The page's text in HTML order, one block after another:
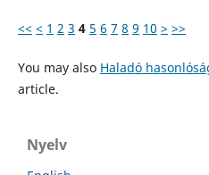
<< < 1 2 3 4 5 6 7 8 9 10 > >>
You may also Haladó
article.
Nyelv